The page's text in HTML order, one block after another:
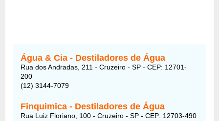
Água & Cia - Destiladores de Água
Rua dos Andradas, 211 - Cruzeiro - SP - CEP: 12701-
200
(12) 3144-7079
Finquimica - Destiladores de Água
Rua Luiz Floriano, 100 - Cruzeiro - SP - CEP: 12703-490